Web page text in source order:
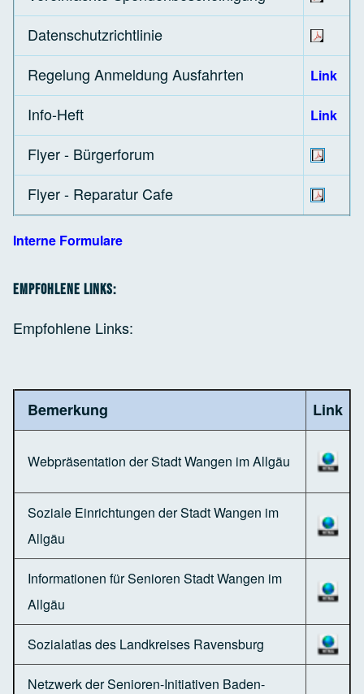
Datenschutzrichtlinie
Regelung Anmeldung Ausfahrten
Link
Info-Heft Link
Flyer - Bürgerforum
Flyer - Reparatur Cafe
Interne Formulare
Empfohlene Links:
Empfohlene Links:
Bemerkung Link
Webpräsentation der Stadt Wangen im Allgäu
Soziale Einrichtungen der Stadt Wangen im
Allgäu
Informationen für Senioren Stadt Wangen im
Allgäu
Sozialatlas des Landkreises Ravensburg
Netzwerk der Senioren-Initiativen Baden-